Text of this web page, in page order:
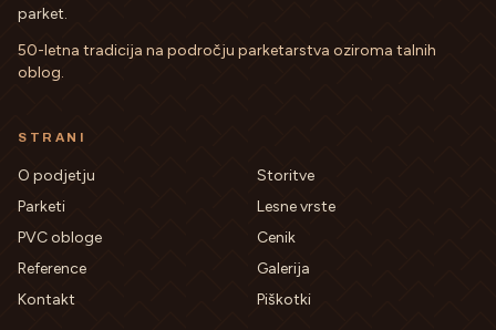
parket.
50-letna tradicija na področju parketarstva oziroma talnih
oblog.
STRANI
O podjetju
Storitve
Parketi
Lesne vrste
PVC obloge
Cenik
Reference
Galerija
Kontakt
Piškotki